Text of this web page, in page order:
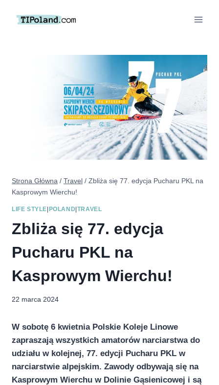
Strona Główna / Travel / Zbliża się 77. edycja Pucharu PKL na
Kasprowym Wierchu!
LIFE STYLE POLAND TRAVEL
Zbliża się 77. edycja
Pucharu PKL na
Kasprowym Wierchu!
22 marca 2024
W sobotę 6 kwietnia Polskie Koleje Linowe
zapraszają wszystkich amatorów narciarstwa do
udziału w kolejnej, 77. edycji Pucharu PKL w
narciarstwie alpejskim. Zawody odbywają się na
Kasprowym Wierchu w Dolinie Gąsienicowej i są